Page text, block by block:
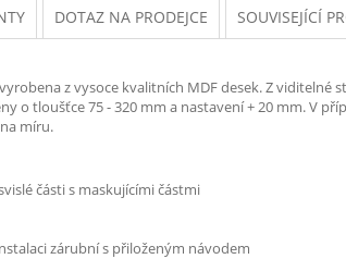
DOTAZ NA PRODEJCE SOUVISEJÍCÍ
z vysoce kvalitních MDF desek. Z viditelné
o tloušťce 75 - 320 mm a nastavení + 20 mm. V
míru.
části s maskujícími částmi
zárubní s přiloženým návodem